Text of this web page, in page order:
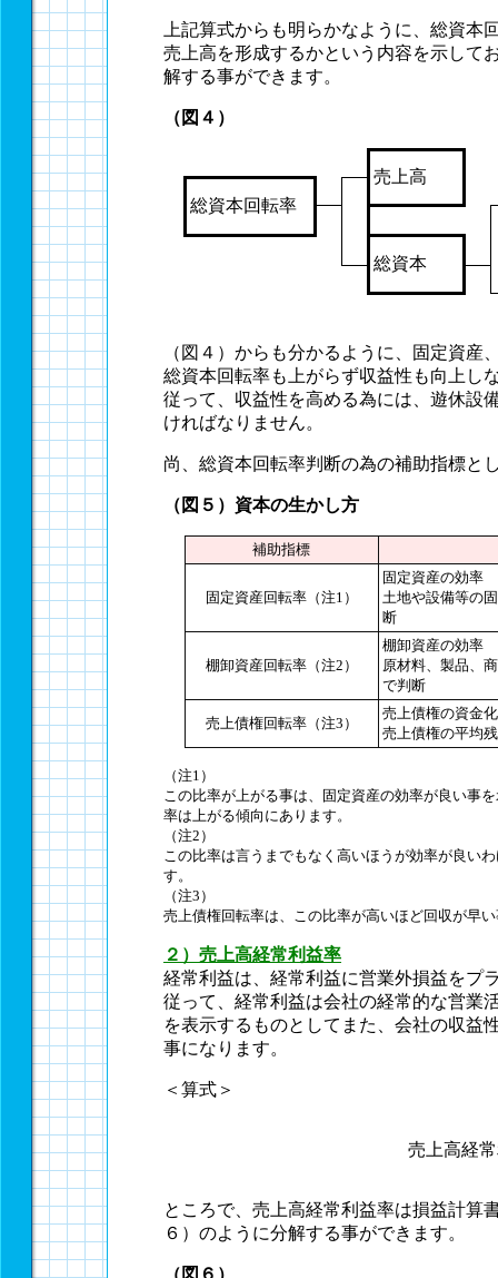
上記算式からも明らかなように、総資
売上高を形成するかという内容を示して
解する事ができます。
（図４）
売上高
総資本回転率
総資本
（図４）からも分かるように、固定資
総資本回転率も上がらず収益性も向上し
従って、収益性を高める為には、遊休設
ければなりません。
尚、総資本回転率判断の為の補助指標と
（図５）資本の生かし方
補助指標
固定資産回転率（注1）
固定資産の効率
土地や設備等の
断
棚卸資産回転率（注2）
棚卸資産の効率
原材料、製品、
で判断
売上債権回転率（注3）
売上債権の資金
売上債権の平均
（注1）
この比率が上がる事は、固定資産の効率が良い事
率は上がる傾向にあります。
（注2）
この比率は言うまでもなく高いほうが効率が良い
す。
（注3）
売上債権回転率は、この比率が高いほど回収が早
２）売上高経常利益率
経常利益は、経常利益に営業外損益をプ
従って、経常利益は会社の経常的な営業
を表示するものとしてまた、会社の収益
事になります。
＜算式＞
売上高経
ところで、売上高経常利益率は損益計算
６）のように分解する事ができます。
（図６）